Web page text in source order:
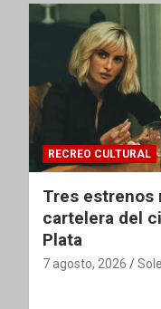
RECREO CULTURAL
Tres estrenos
cartelera del
Plata
7 agosto, 2026